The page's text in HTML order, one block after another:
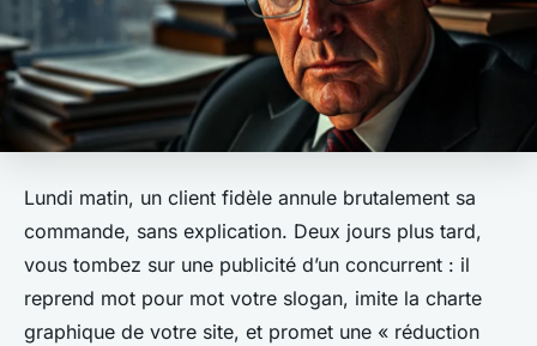
Lundi matin, un client fidèle annule brutalement sa
commande, sans explication. Deux jours plus tard,
vous tombez sur une publicité d’un concurrent : il
reprend mot pour mot votre slogan, imite la charte
graphique de votre site, et promet une « réduction